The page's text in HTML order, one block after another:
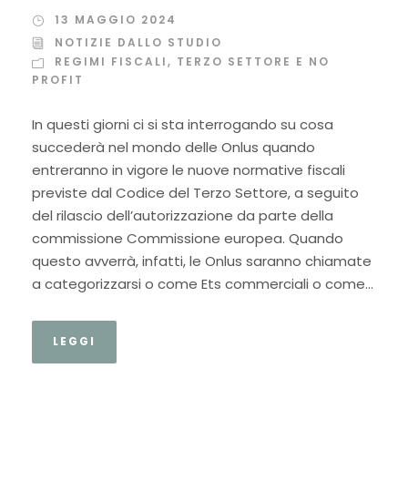
13 MAGGIO 2024
NOTIZIE DALLO STUDIO
REGIMI FISCALI, TERZO SETTORE E NO
PROFIT
In questi giorni ci si sta interrogando su cosa
succederà nel mondo delle Onlus quando
entreranno in vigore le nuove normative fiscali
previste dal Codice del Terzo Settore, a seguito
del rilascio dell’autorizzazione da parte della
commissione Commissione europea. Quando
questo avverrà, infatti, le Onlus saranno chiamate
a categorizzarsi o come Ets commerciali o come...
LEGGI